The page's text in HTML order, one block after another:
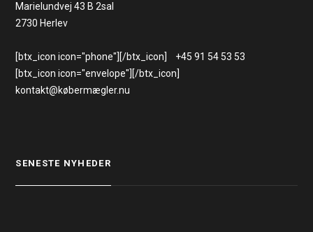
Marielundvej 43 B 2sal
2730 Herlev
[btx_icon icon="phone"][/btx_icon] +45 91 54 53 53
[btx_icon icon="envelope"][/btx_icon]
kontakt@købermægler.nu
SENESTE NYHEDER